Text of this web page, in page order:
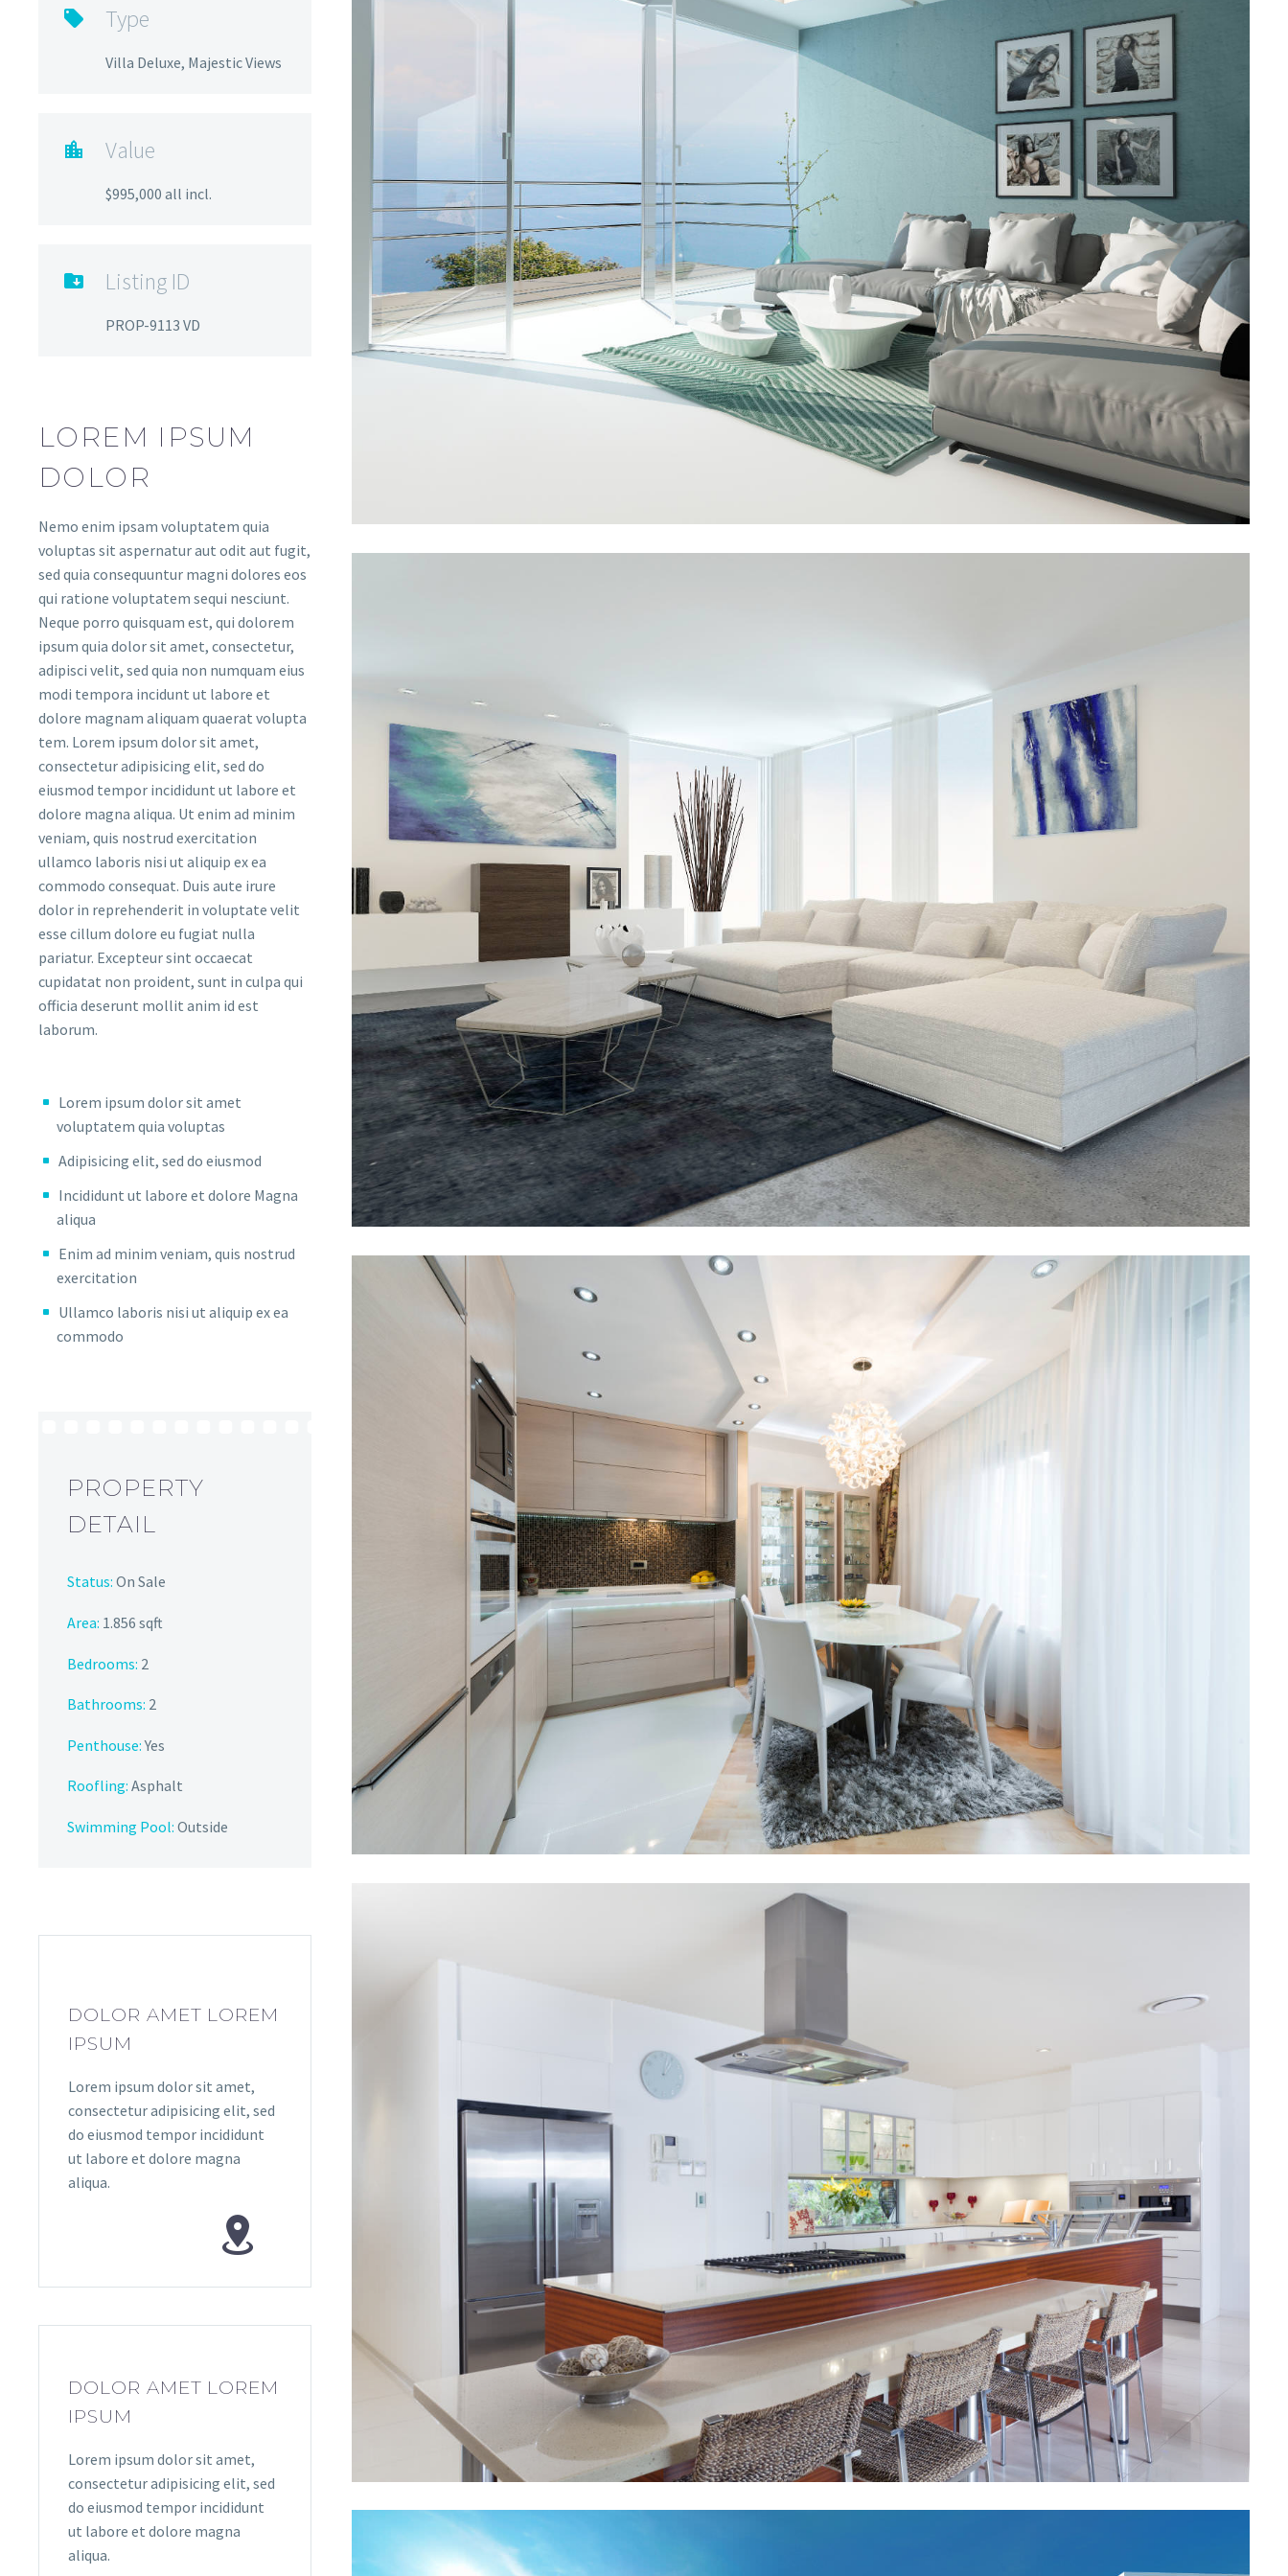
 Type
Villa Deluxe, Majestic Views
 Value
$995,000 all incl.
 Listing ID
PROP-9113 VD
LOREM IPSUM
DOLOR
Nemo enim ipsam voluptatem quia
voluptas sit aspernatur aut odit aut fugit,
sed quia consequuntur magni dolores eos
qui ratione voluptatem sequi nesciunt.
Neque porro quisquam est, qui dolorem
ipsum quia dolor sit amet, consectetur,
adipisci velit, sed quia non numquam eius
modi tempora incidunt ut labore et
dolore magnam aliquam quaerat volupta
tem. Lorem ipsum dolor sit amet,
consectetur adipisicing elit, sed do
eiusmod tempor incididunt ut labore et
dolore magna aliqua. Ut enim ad minim
veniam, quis nostrud exercitation
ullamco laboris nisi ut aliquip ex ea
commodo consequat. Duis aute irure
dolor in reprehenderit in voluptate velit
esse cillum dolore eu fugiat nulla
pariatur. Excepteur sint occaecat
cupidatat non proident, sunt in culpa qui
officia deserunt mollit anim id est
laborum.
Lorem ipsum dolor sit amet
voluptatem quia voluptas
Adipisicing elit, sed do eiusmod
Incididunt ut labore et dolore Magna
aliqua
Enim ad minim veniam, quis nostrud
exercitation
Ullamco laboris nisi ut aliquip ex ea
commodo
PROPERTY
DETAIL
Status: On Sale
Area: 1.856 sqft
Bedrooms: 2
Bathrooms: 2
Penthouse:Yes
Roofling: Asphalt
Swimming Pool: Outside
DOLOR AMET LOREM
IPSUM
Lorem ipsum dolor sit amet,
consectetur adipisicing elit, sed
do eiusmod tempor incididunt
ut labore et dolore magna
aliqua.


DOLOR AMET LOREM
IPSUM
Lorem ipsum dolor sit amet,
consectetur adipisicing elit, sed
do eiusmod tempor incididunt
ut labore et dolore magna
aliqua.